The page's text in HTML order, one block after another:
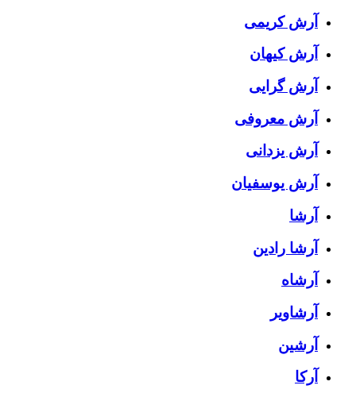
آرش کریمی
آرش کیهان
آرش گرایی
آرش معروفی
آرش یزدانی
آرش یوسفیان
آرشا
آرشا رادین
آرشاه
آرشاویر
آرشین
آرکا